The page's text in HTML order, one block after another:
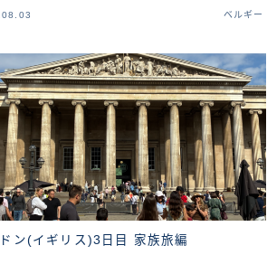
ベルギー
ン(イギリス)3日目 家族旅編